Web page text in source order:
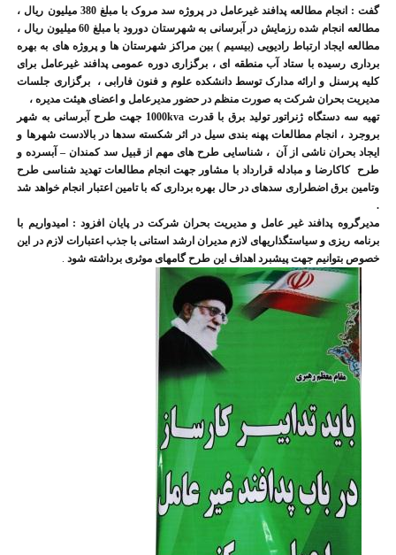
گفت : انجام مطالعه پدافند غیرعامل در پروژه سد مروک با مبلغ 380 میلیون ریال ،
مطالعه انجام شده رزمایش در آبرسانی به شهرستان دورود با مبلغ 60 میلیون ریال ،
مطالعه ایجاد ارتباط رادیویی (بیسیم ) بین مراکز شهرستان ها و پروژه های به بهره
برداری رسیده با ستاد آب منطقه ای ، برگزاری دوره عمومی پدافند غیرعامل برای
کلیه پرسنل و ارائه مدارک توسط دانشکده علوم و فنون فارابی ،برگزاری جلسات
مدیریت بحران شرکت به صورت منظم در حضور مدیرعامل و اعضای هیئت مدیره ،
تهیه سه دستگاه ژنراتور تولید برق با قدرتkva
1000 جهت طرح آبرسانی به شهر
بروجرد ، انجام مطالعات پهنه بندی سیل در اثر شکسته سدها در بالادست شهرها و
ایجاد بحران ناشی از آن ، شناسایی طرح های مهم از قبیل سد کمندان –آبسرده و
طرح کاکارضا و مبادله قرارداد با مشاور جهت انجام مطالعات تهدید شناسی طرح
وتامین برق اضطراری سدهای در حال بهره برداری که با تامین اعتبار انجام خواهد شد
.
مدیرگروه پدافند غیر عامل و مدیریت بحران شرکت در پایان افزود : امیدواریم با
برنامه ریزی و سیاستگذاریهای لازم مدیران ارشد استانی با جذب اعتبارات لازم در این
خصوص بتوانیم جهت پیشبرد اهداف این طرح گامهای موثری برداشته شود